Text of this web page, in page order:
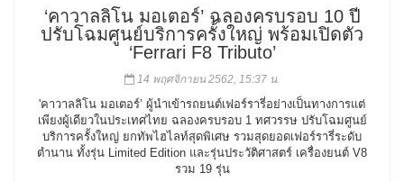
‘คาวาลลิโน มอเตอร์’ ฉลองครบรอบ 10 ปี
ปรับโฉมศูนย์บริการครั้งใหญ่ พร้อมเปิดตัว
‘Ferrari F8 Tributo’
14 พฤศจิกายน 2562, 15:37 น.
'คาวาลลิโน มอเตอร์’ ผู้นำเข้ารถยนต์เฟอร์รารี่อย่างเป็นทางการแต่
เพียงผู้เดียวในประเทศไทย ฉลองครบรอบ 1 ทศวรรษ ปรับโฉมศูนย์
บริการครั้งใหญ่ ยกทัพไฮไลท์สุดพิเศษ รวมสุดยอดเฟอร์รารี่ระดับ
ตำนาน ทั้งรุ่น Limited Edition และรุ่นประวัติศาสตร์ เครื่องยนต์ V8
รวม 19 รุ่น